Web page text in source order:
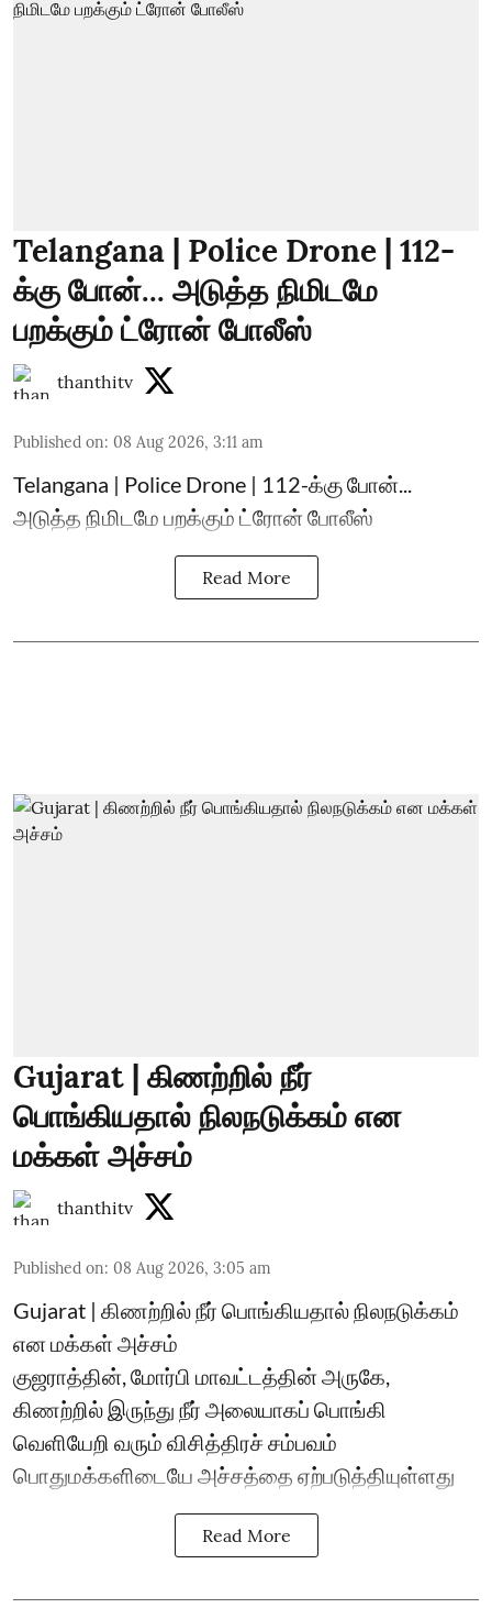
Telangana | Police Drone | 112-
க்கு போன்... அடுத்த நிமிடமே
பறக்கும் ட்ரோன் போலீஸ்
thanthitv
Published on: 08 Aug 2026, 3:11 am
Telangana | Police Drone | 112-க்கு போன்...
அடுத்த நிமிடமே பறக்கும் ட்ரோன் போலீஸ்
Read More
Gujarat | கிணற்றில் நீர்
பொங்கியதால் நிலநடுக்கம் என
மக்கள் அச்சம்
thanthitv
Published on: 08 Aug 2026, 3:05 am
Gujarat | கிணற்றில் நீர் பொங்கியதால் நிலநடுக்கம்
என மக்கள் அச்சம்
குஜராத்தின், மோர்பி மாவட்டத்தின் அருகே,
கிணற்றில் இருந்து நீர் அலையாகப் பொங்கி
வெளியேறி வரும் விசித்திரச் சம்பவம்
பொதுமக்களிடையே அச்சத்தை ஏற்படுத்தியுள்ளது
Read More